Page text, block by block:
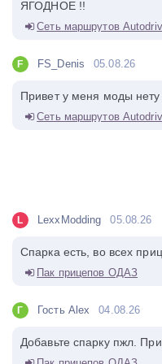
ЯГОДНОЕ !!
Сеть маршрутов
F FS_Denis 05.08.26
Привет у меня моды
Сеть маршрутов
L LexxModding 05.08.26
Спарка есть, во всех
Пак прицепов ОДАЗ
Г Гость Alex 04.08.26
Добавьте спарку пжл.